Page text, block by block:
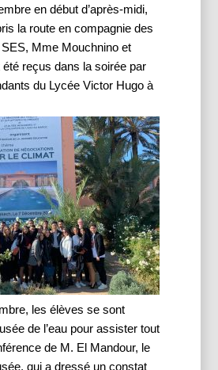
en début d’après-midi,
la route en compagnie des
Mme Mouchnino et
été reçus dans la soirée par
du Lycée Victor Hugo à
les élèves se sont
de l’eau pour assister tout
de M. El Mandour, le
qui a dressé un constat